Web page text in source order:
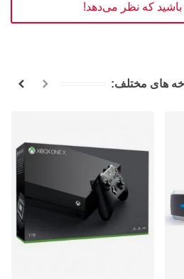
باشید که نظر می‌دهد!